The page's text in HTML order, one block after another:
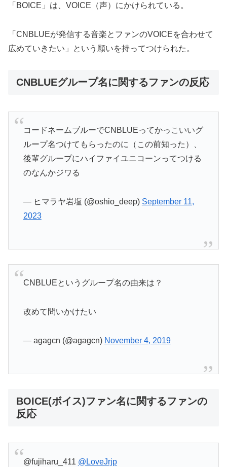
「BOICE」は、VOICE（声）にかけられている。
「CNBLUEが発信する音楽とファンのVOICEを合わせて
広めていきたい」という願いを持ってつけられた。
CNBLUEグループ名に関するファンの反応
コードネームブルーでCNBLUEってかっこいいグ
ループ名つけてもらったのに（この前知った）、
後輩グループにハイファイユニコーンってつける
のなんかジワる
— ヒマラヤ岩塩 (@oshio_deep) September 11,
2023
CNBLUEというグループ名の由来は？
改めて問いかけたい
— agagcn (@agagcn) November 4, 2019
BOICE(ボイス)ファン名に関するファンの
反応
@fujiharu_411 @LoveJrjp